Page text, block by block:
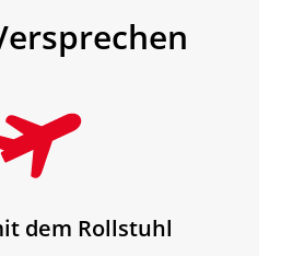
dem Rollstuhl